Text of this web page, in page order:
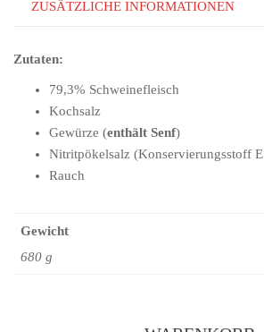
ZUSÄTZLICHE INFORMATIONEN
Zutaten:
79,3% Schweinefleisch
Kochsalz
Gewürze (enthält Senf)
Nitritpökelsalz (Konservierungsstoff
Rauch
Gewicht
680 g